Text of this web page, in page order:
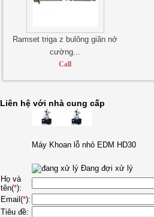
Ramset triga z bulông giãn nở
cường...
Call
Liên hệ với nhà cung cấp
Máy Khoan lỗ nhỏ EDM HD30
Đang đợi xử lý
Họ và
tên(*):
Email(*):
Tiêu đề: